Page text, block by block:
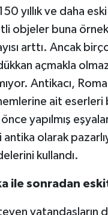
yıllık ve daha
objeler buna
arttı. Ancak
açmakla
Antikacı,
ait
yapılmış
olarak
kullandı.
ile sonradan